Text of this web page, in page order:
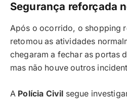
Segurança reforçada
Após o ocorrido, o shopping
retomou as atividades
chegaram a fechar as portas
mas não houve outros
A Polícia Civil segue